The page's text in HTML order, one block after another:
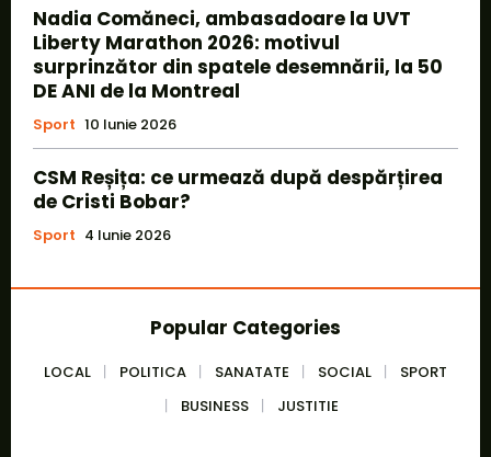
Nadia Comăneci, ambasadoare la UVT
Liberty Marathon 2026: motivul
surprinzător din spatele desemnării, la 50
DE ANI de la Montreal
Sport 10 Iunie 2026
CSM Reșița: ce urmează după despărțirea
de Cristi Bobar?
Sport 4 Iunie 2026
Popular Categories
LOCAL POLITICA SANATATE SOCIAL
SPORT
BUSINESS
JUSTITIE